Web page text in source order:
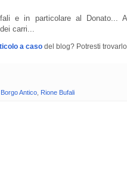
e in particolare al Donato...
carri...
a caso del blog? Potresti trovarlo
Antico Rione Bufali